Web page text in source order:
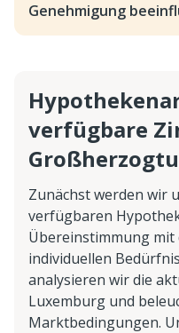
Genehmigung
verfügbare
Zunächst werden wir
verfügbaren
Übereinstimmung mit
individuellen
analysieren wir die
Luxemburg und
Marktbedingungen.